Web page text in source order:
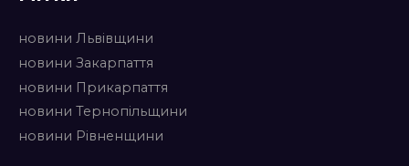
новини Львівщини
новини Закарпаття
новини Прикарпаття
новини Тернопільщини
новини Рівненщини